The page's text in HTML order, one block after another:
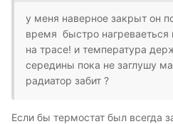
у меня наверное закрыт он
время быстро нагреваеться
на трасе! и температура
середины пока не заглушу
радиатор забит ?
Если бы термостат был всегда